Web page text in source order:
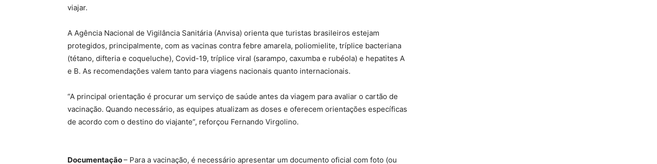
viajar.
A Agência Nacional de Vigilância Sanitária (Anvisa) orienta que turistas brasileiros estejam
protegidos, principalmente, com as vacinas contra febre amarela, poliomielite, tríplice bacteriana
(tétano, difteria e coqueluche), Covid-19, tríplice viral (sarampo, caxumba e rubéola) e hepatites A
e B. As recomendações valem tanto para viagens nacionais quanto internacionais.
“A principal orientação é procurar um serviço de saúde antes da viagem para avaliar o cartão de
vacinação. Quando necessário, as equipes atualizam as doses e oferecem orientações específicas
de acordo com o destino do viajante”, reforçou Fernando Virgolino.
Documentação– Para a vacinação, é necessário apresentar um documento oficial com foto (ou